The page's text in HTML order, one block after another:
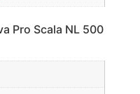
Pro Scala NL 500